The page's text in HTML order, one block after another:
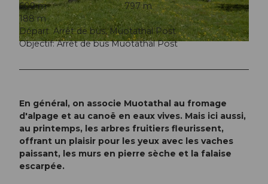
© Manuela Gili, Schwyz Tourismus | CC-BY
609 m
797 m
188 m
Départ: Arrêt de bus, Muotathal Post
Objectif: Arrêt de bus Muotathal Post
En général, on associe Muotathal au fromage
d'alpage et au canoë en eaux vives. Mais ici aussi,
au printemps, les arbres fruitiers fleurissent,
offrant un plaisir pour les yeux avec les vaches
paissant, les murs en pierre sèche et la falaise
escarpée.